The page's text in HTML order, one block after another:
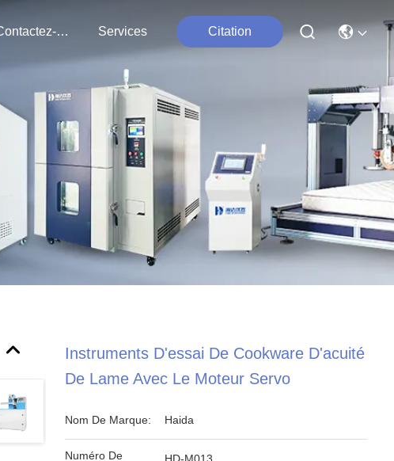
Contactez-Nous Services Citation
Instruments D'essai De Cookware D'acuité
De Lame Avec Le Moteur Servo
Nom De Marque: Haida
Numéro De